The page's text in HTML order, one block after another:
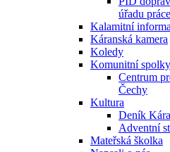
úřadu práce
Kalamitní
Káranská kamera
Koledy
Komunitní spolky
Centrum
Čechy
Kultura
Deník
Adventní
Mateřská školka